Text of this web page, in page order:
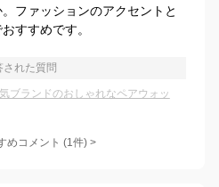
ファッションのアクセントと
すすめです。
された質問
ブランドのおしゃれなペアウォッ
めコメント (1件) >